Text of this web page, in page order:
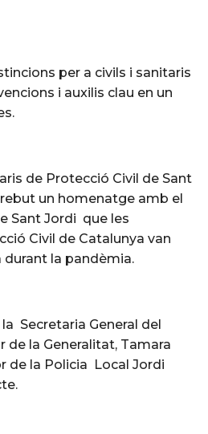
per a civils i sanitaris
i auxilis clau en un
de Protecció Civil de Sant
un homenatge amb el
Sant Jordi que les
Civil de Catalunya van
durant la pandèmia.
Secretaria General del
de la Generalitat, Tamara
de la Policia Local Jordi